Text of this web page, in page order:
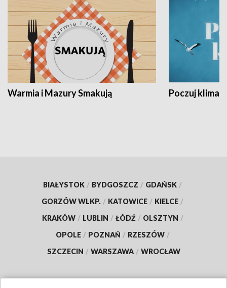
Warmia i Mazury Smakują Poczuj klimat
BIAŁYSTOK / BYDGOSZCZ / GDAŃSK /
GORZÓW WLKP. / KATOWICE / KIELCE /
KRAKÓW / LUBLIN / ŁÓDŹ / OLSZTYN /
OPOLE / POZNAŃ / RZESZÓW /
SZCZECIN / WARSZAWA / WROCŁAW